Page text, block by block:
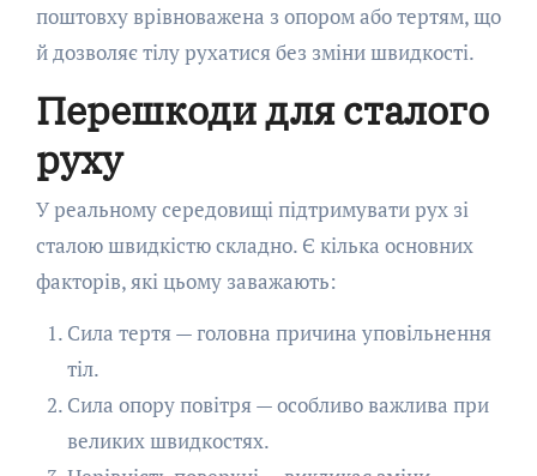
поштовху врівноважена з опором або тертям, що
й дозволяє тілу рухатися без зміни швидкості.
Перешкоди для сталого
руху
У реальному середовищі підтримувати рух зі
сталою швидкістю складно. Є кілька основних
факторів, які цьому заважають:
Сила тертя — головна причина уповільнення
тіл.
Сила опору повітря — особливо важлива при
великих швидкостях.